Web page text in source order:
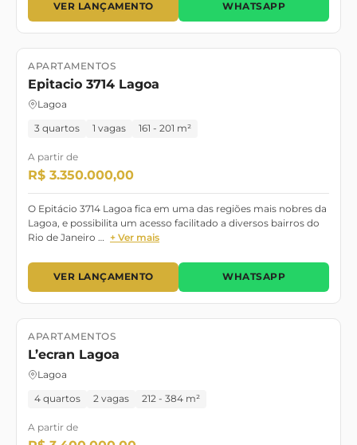
VER LANÇAMENTO WHATSAPP
Lançamento Pronto para morar
APARTAMENTOS
Epitacio 3714 Lagoa
Lagoa
3 quartos 1 vagas 161 - 201 m²
A partir de
R$ 3.350.000,00
O Epitácio 3714 Lagoa fica em uma das regiões mais nobres da
Lagoa, e possibilita um acesso facilitado a diversos bairros do
Rio de Janeiro … + Ver mais
VER LANÇAMENTO WHATSAPP
Lançamento Pronto para morar
APARTAMENTOS
L’ecran Lagoa
Lagoa
4 quartos 2 vagas 212 - 384 m²
A partir de